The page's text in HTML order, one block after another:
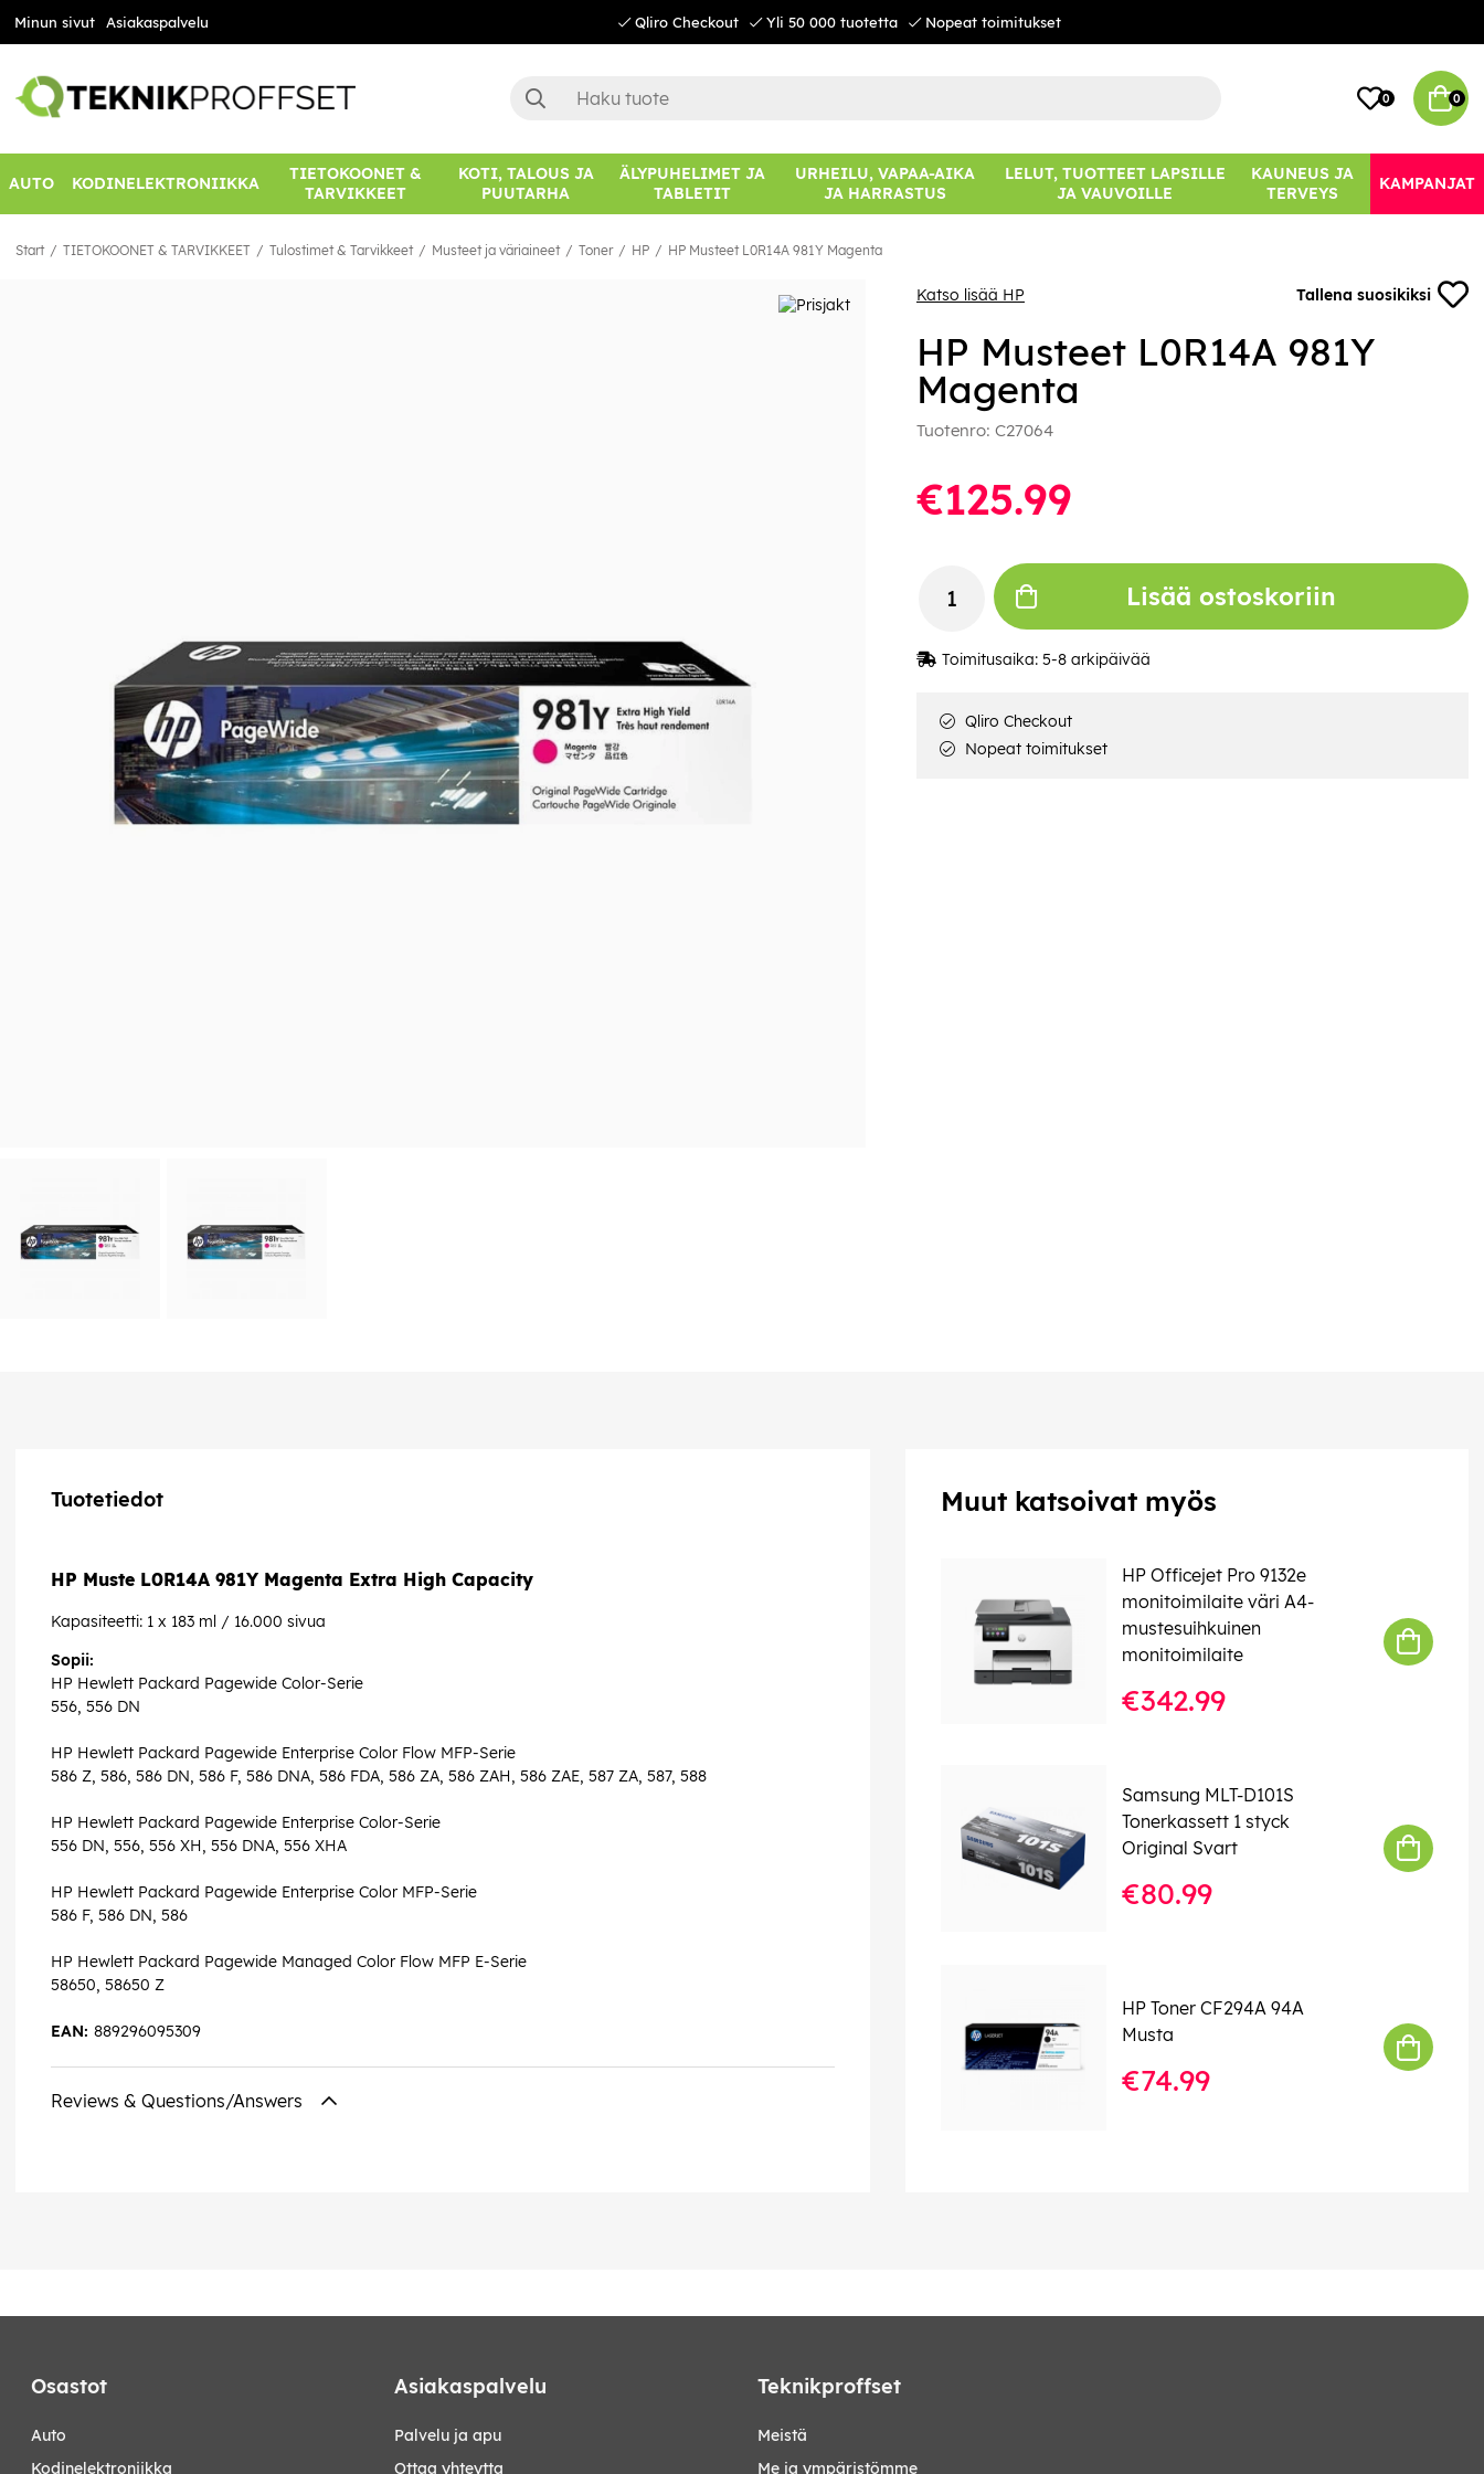
Minun sivut Asiakaspalvelu Qliro Checkout Yli 50 000 tuotetta Nopeat toimitukset
0 0
AUTO KODINELEKTRONIIKKA
TIETOKOONET &
TARVIKKEET
KOTI, TALOUS JA
PUUTARHA
ÄLYPUHELIMET JA
TABLETIT
URHEILU, VAPAA-AIKA
JA HARRASTUS
LELUT, TUOTTEET LAPSILLE
JA VAUVOILLE
KAUNEUS JA
TERVEYS
KAMPANJAT
Start TIETOKOONET & TARVIKKEET Tulostimet & Tarvikkeet Musteet ja väriaineet Toner HP HP Musteet L0R14A 981Y Magenta
Katso lisää HP Tallena suosikiksi
HP Musteet L0R14A 981Y
Magenta
Tuotenro: C27064
€125.99
Lisää ostoskoriin
Toimitusaika: 5-8 arkipäivää
Qliro Checkout
Nopeat toimitukset
Tuotetiedot
HP Muste L0R14A 981Y Magenta Extra High Capacity
Kapasiteetti: 1 x 183 ml / 16.000 sivua
Sopii:
HP Hewlett Packard Pagewide Color-Serie
556, 556 DN
HP Hewlett Packard Pagewide Enterprise Color Flow MFP-Serie
586 Z, 586, 586 DN, 586 F, 586 DNA, 586 FDA, 586 ZA, 586 ZAH, 586 ZAE, 587 ZA, 587, 588
HP Hewlett Packard Pagewide Enterprise Color-Serie
556 DN, 556, 556 XH, 556 DNA, 556 XHA
HP Hewlett Packard Pagewide Enterprise Color MFP-Serie
586 F, 586 DN, 586
HP Hewlett Packard Pagewide Managed Color Flow MFP E-Serie
58650, 58650 Z
889296095309
EAN:
Reviews & Questions/Answers
Muut katsoivat myös
HP Officejet Pro 9132e
monitoimilaite väri A4-
mustesuihkuinen
monitoimilaite
€342.99
Samsung MLT-D101S
Tonerkassett 1 styck
Original Svart
€80.99
HP Toner CF294A 94A
Musta
€74.99
Osastot
auto
kodinelektroniikka
Asiakaspalvelu
Palvelu ja apu
Ottaa yhteytta
Teknikproffset
Meistä
Me ja ympäristömme